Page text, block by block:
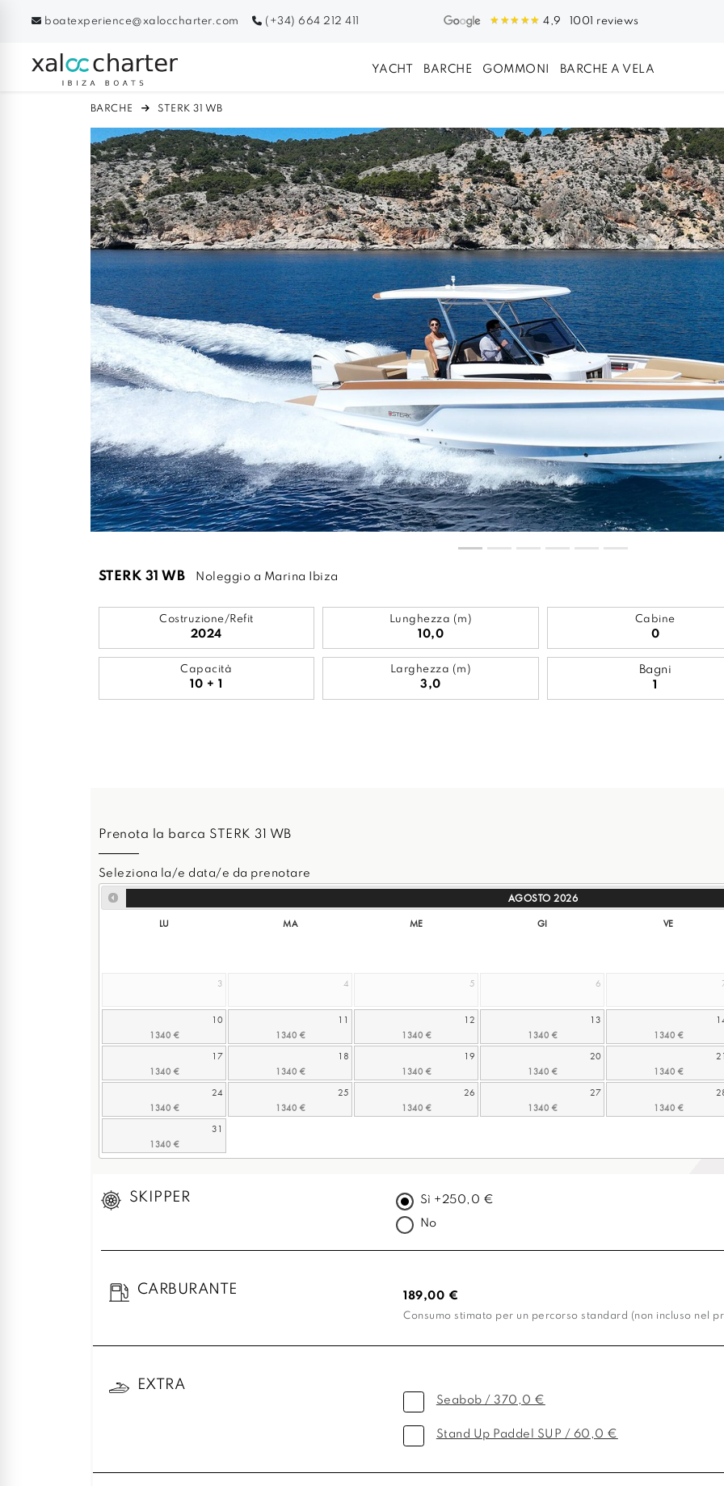
boatexperience@xaloccharter.com (+34) 664 212 411 4,9 1001 reviews
YACHT BARCHE GOMMONI BARCHE A VELA
BARCHE STERK 31 WB
Previous
STERK 31 WB Noleggio a Marina Ibiza
Costruzione/Refit
2024
Lunghezza (m)
10,0
Cabine
0
Capacità
10 + 1
Larghezza (m)
3,0
Bagni
1
Prenota la barca STERK 31 WB
Seleziona la/e data/e da prenotare
AGOSTO 2026
LU MA ME GI VE
3 4 5 6
10 11 12 13
17 18 19 20 21
24 25 26 27
31
SKIPPER Sì +250,0 €
No
CARBURANTE 189,00 €
Consumo stimato per un percorso standard (non incluso nel
EXTRA
Seabob / 370,0 €
Stand Up Paddel SUP / 60,0 €